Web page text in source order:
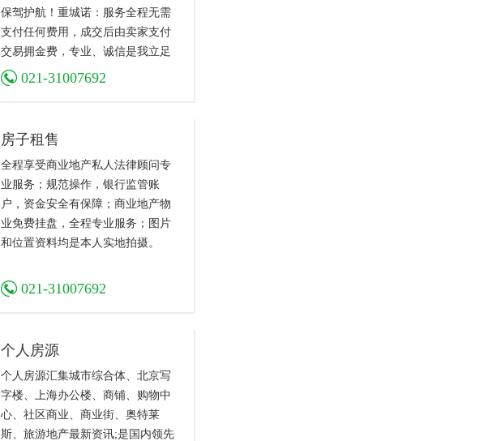
保驾护航！重城诺：服务全程无需
支付任何费用，成交后由卖家支付
交易拥金费，专业、诚信是我立足
行业的服务宗旨，请放心来电！
021-31007692
房子租售
全程享受商业地产私人法律顾问专
业服务；规范操作，银行监管账
户，资金安全有保障；商业地产物
业免费挂盘，全程专业服务；图片
和位置资料均是本人实地拍摄。
021-31007692
个人房源
个人房源汇集城市综合体、北京写
字楼、上海办公楼、商铺、购物中
心、社区商业、商业街、奥特莱
斯、旅游地产最新资讯;是国内领先